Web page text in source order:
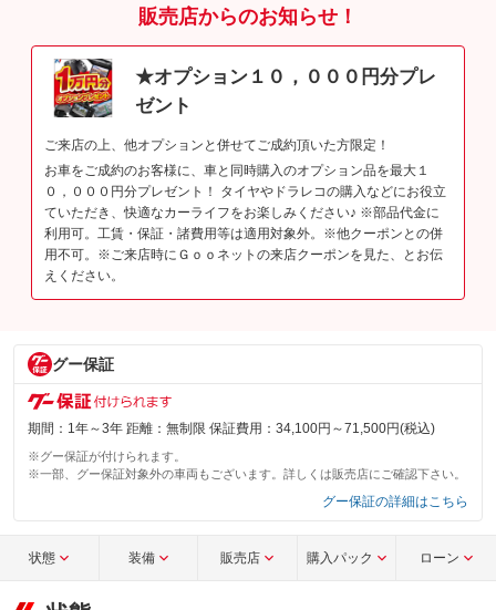
販売店からのお知らせ！
★オプション１０，０００円分プレ
ゼント
ご来店の上、他オプションと併せてご成約頂いた方限定！
お車をご成約のお客様に、車と同時購入のオプション品を最大１
０，０００円分プレゼント！ タイヤやドラレコの購入などにお役立
ていただき、快適なカーライフをお楽しみください♪ ※部品代金に
利用可。工賃・保証・諸費用等は適用対象外。※他クーポンとの併
用不可。※ご来店時にＧｏｏネットの来店クーポンを見た、とお伝
えください。
グー保証
期間：1年～3年 距離：無制限 保証費用：34,100円～71,500円(税込)
※グー保証が付けられます。
※一部、グー保証対象外の車両もございます。詳しくは販売店にご確認下さい。
グー保証の詳細はこちら
状態 装備 販売店 購入パック ローン